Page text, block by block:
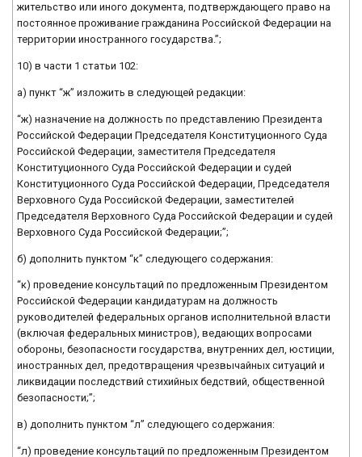
жительство или иного документа, подтверждающего право на
постоянное проживание гражданина Российской Федерации на
территории иностранного государства.”;
10) в части 1 статьи 102:
а) пункт “ж” изложить в следующей редакции:
“ж) назначение на должность по представлению Президента
Российской Федерации Председателя Конституционного Суда
Российской Федерации, заместителя Председателя
Конституционного Суда Российской Федерации и судей
Конституционного Суда Российской Федерации, Председателя
Верховного Суда Российской Федерации, заместителей
Председателя Верховного Суда Российской Федерации и судей
Верховного Суда Российской Федерации;”;
б) дополнить пунктом “к” следующего содержания:
“к) проведение консультаций по предложенным Президентом
Российской Федерации кандидатурам на должность
руководителей федеральных органов исполнительной власти
(включая федеральных министров), ведающих вопросами
обороны, безопасности государства, внутренних дел, юстиции,
иностранных дел, предотвращения чрезвычайных ситуаций и
ликвидации последствий стихийных бедствий, общественной
безопасности;”;
в) дополнить пунктом “л” следующего содержания:
“л) проведение консультаций по предложенным Президентом